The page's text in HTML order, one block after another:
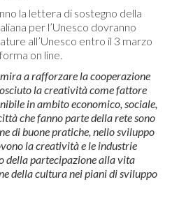
la lettera di sostegno della
per l’Unesco dovranno
all’Unesco entro il 3 marzo
on line.
a rafforzare la cooperazione
la creatività come fattore
in ambito economico, sociale,
che fanno parte della rete sono
di buone pratiche, nello sviluppo
la creatività e le industrie
della partecipazione alla vita
della cultura nei piani di sviluppo